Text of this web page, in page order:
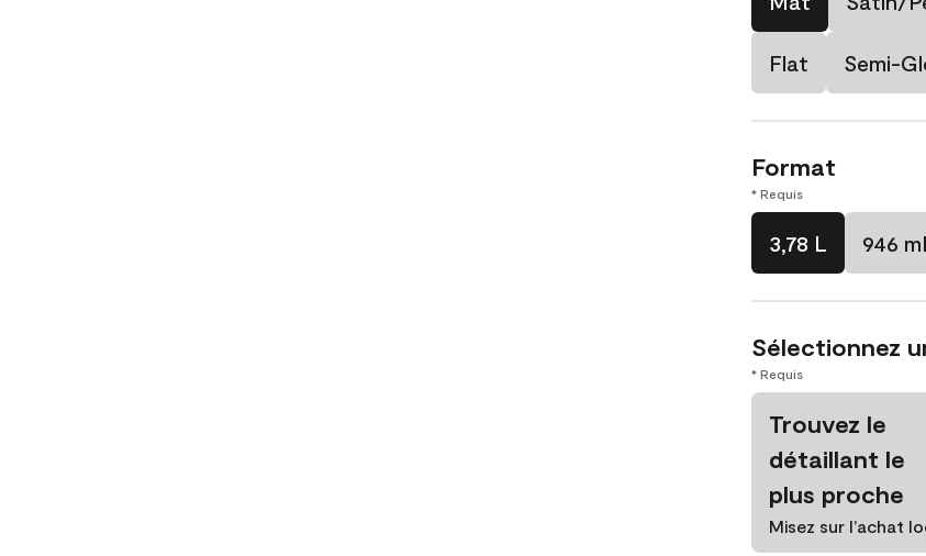
Flat Semi-
Format
* Requis
3,78 L 946
Sélectionnez
* Requis
Trouvez le
détaillant le
plus proche
Misez sur l’achat